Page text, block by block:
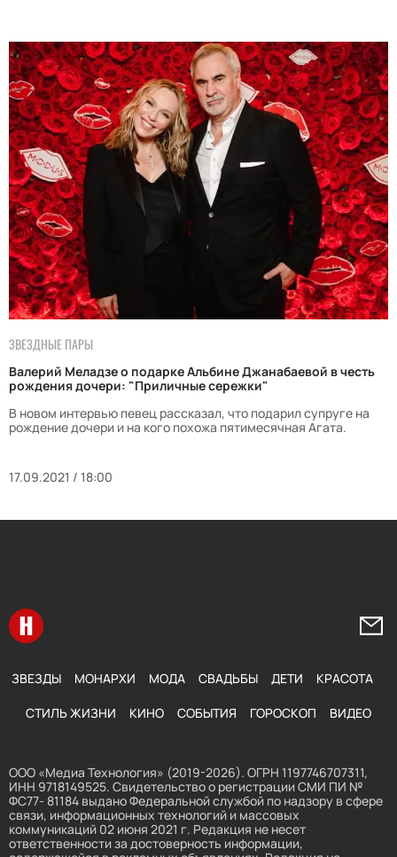
ЗВЕЗДНЫЕ ПАРЫ
Валерий Меладзе о подарке Альбине Джанабаевой в честь
рождения дочери: "Приличные сережки"
В новом интервью певец рассказал, что подарил супруге на
рождение дочери и на кого похожа пятимесячная Агата.
17.09.2021 / 18:00
Перейти на главную
ЗВЕЗДЫ МОНАРХИ МОДА СВАДЬБЫ ДЕТИ КРАСОТА
СТИЛЬ ЖИЗНИ КИНО СОБЫТИЯ ГОРОСКОП ВИДЕО
ООО «Медиа Технология» (2019-2026). ОГРН 1197746707311,
ИНН 9718149525. Свидетельство о регистрации СМИ ПИ №
ФС77- 81184 выдано Федеральной службой по надзору в сфере
связи, информационных технологий и массовых
коммуникаций 02 июня 2021 г. Редакция не несет
ответственности за достоверность информации,